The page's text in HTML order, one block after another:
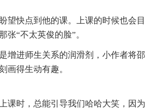
望快点到他的课。上课的时候也会目
张“不太英俊的脸”。
增进师生关系的润滑剂，小作者将邵
画得生动有趣。
课时，总能引导我们哈哈大笑，因为